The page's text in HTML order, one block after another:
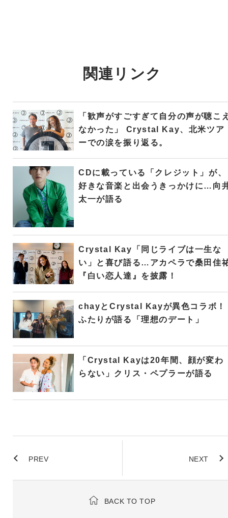
関連リンク
「歓声がすごすぎて自分の声が聴こ
なかった」 Crystal Kay、北米ツア
ーでの涙を振り返る。
CDに載っている「クレジット」が、
好きな音楽と出会うきっかけに…向
太一が語る
Crystal Kay「同じライブは一生な
い」と喜び語る…アカペラで桑田佳
『白い恋人達』を披露！
chayとCrystal Kayが異色コラボ！
ふたりが語る「理想のデート」
「Crystal Kayは20年間、顔が変わ
らない」クリス・ペプラーが語る
PREV NEXT
BACK TO TOP